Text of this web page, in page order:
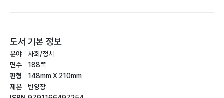
도서 기본 정보
분야
면수
판형
제본
사회/정치
188쪽
148mm X 210mm
반양장